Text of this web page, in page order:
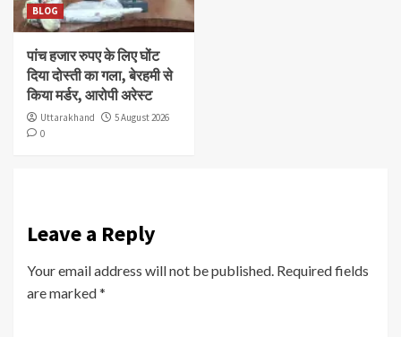
BLOG
पांच हजार रुपए के लिए घोंट
दिया दोस्ती का गला, बेरहमी से
किया मर्डर, आरोपी अरेस्ट
Uttarakhand
5 August 2026
0
Leave a Reply
Your email address will not be published. Required fields
are marked*